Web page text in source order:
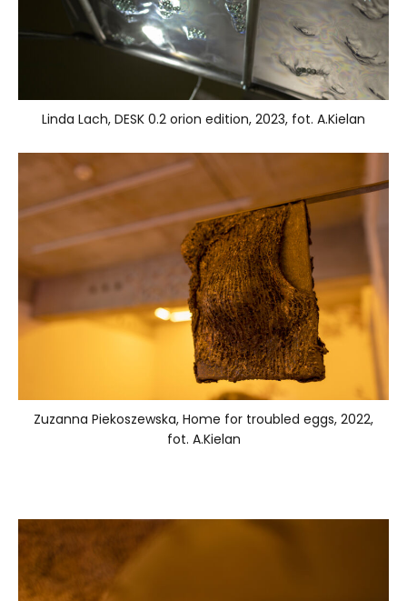
Linda Lach, DESK 0.2 orion edition, 2023, fot. A.Kielan
Zuzanna Piekoszewska, Home for troubled eggs, 2022,
fot. A.Kielan